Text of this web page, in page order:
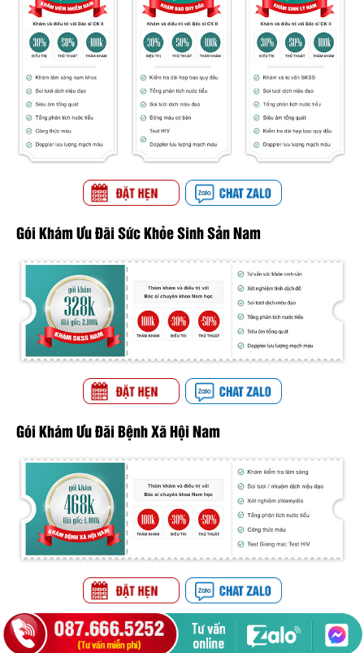
Gói Khám Ưu Đãi Sức Khỏe Sinh Sản Nam
Gói Khám Ưu Đãi Bệnh Xã Hội Nam
Gói Khám Ưu Đãi Phụ Khoa